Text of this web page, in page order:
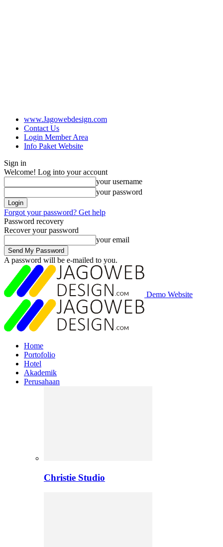
www.Jagowebdesign.com
Contact Us
Login Member Area
Info Paket Website
Sign in
Welcome! Log into your account
your username
your password
Forgot your password? Get help
Password recovery
Recover your password
your email
A password will be e-mailed to you.
Demo Website
Home
Portofolio
Hotel
Akademik
Perusahaan
Christie Studio